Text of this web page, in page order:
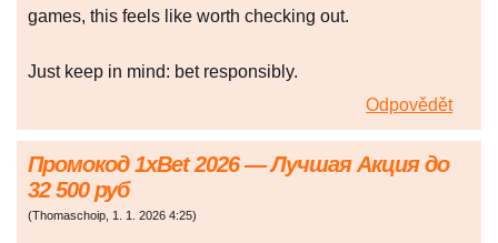
games, this feels like worth checking out.
Just keep in mind: bet responsibly.
Odpovědět
Промокод 1xBet 2026 — Лучшая Акция до
32 500 руб
(Thomaschoip, 1. 1. 2026 4:25)